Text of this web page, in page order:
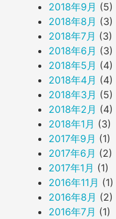
2018年9月 (5)
2018年8月 (3)
2018年7月 (3)
2018年6月 (3)
2018年5月 (4)
2018年4月 (4)
2018年3月 (5)
2018年2月 (4)
2018年1月 (3)
2017年9月 (1)
2017年6月 (2)
2017年1月 (1)
2016年11月 (1)
2016年8月 (2)
2016年7月 (1)